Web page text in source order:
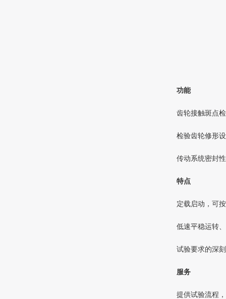
功能
齿轮接触斑点
检验齿轮修形
传动系统密封
特点
定载启动，可
低速平稳运转
试验要求的深
服务
提供试验流程